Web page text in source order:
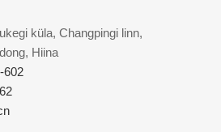
küla, Changpingi linn,
Hiina
602